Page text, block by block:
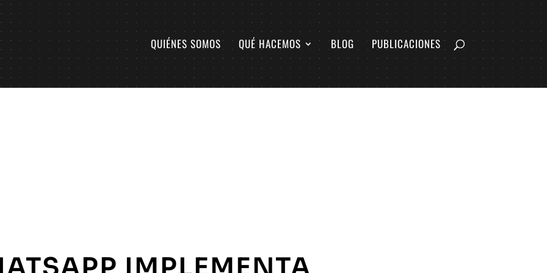
QUIÉNES SOMOS QUÉ HACEMOS BLOG PUBLICACIONES